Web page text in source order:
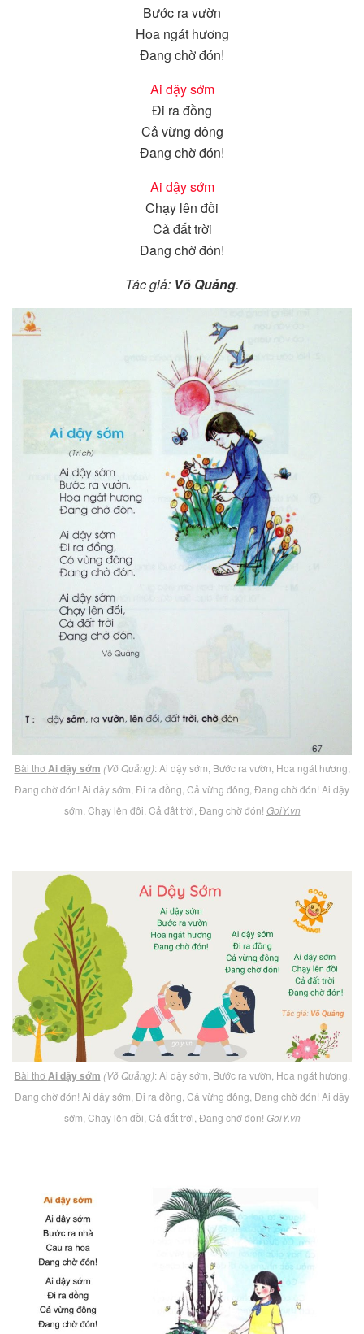
Bước ra vườn
Hoa ngát hương
Đang chờ đón!
Ai dậy sớm
Đi ra đồng
Cả vừng đông
Đang chờ đón!
Ai dậy sớm
Chạy lên đồi
Cả đất trời
Đang chờ đón!
Tác giả: Võ Quảng.
Bài thơAi dậy sớm (Võ Quảng): Ai dậy sớm, Bước ra vườn, Hoa ngát hương,
Đang chờ đón! Ai dậy sớm, Đi ra đồng, Cả vừng đông, Đang chờ đón! Ai dậy
sớm, Chạy lên đồi, Cả đất trời, Đang chờ đón! GoiY.vn
Bài thơAi dậy sớm (Võ Quảng): Ai dậy sớm, Bước ra vườn, Hoa ngát hương,
Đang chờ đón! Ai dậy sớm, Đi ra đồng, Cả vừng đông, Đang chờ đón! Ai dậy
sớm, Chạy lên đồi, Cả đất trời, Đang chờ đón! GoiY.vn